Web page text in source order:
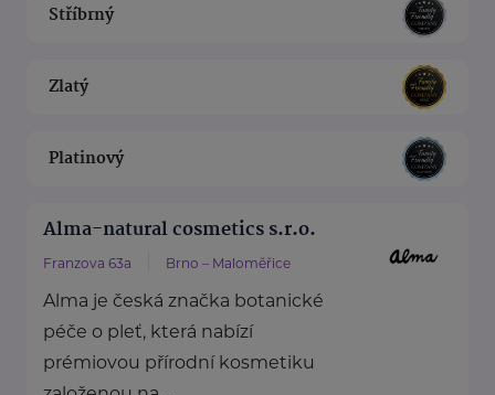
Stříbrný
Zlatý
Platinový
Alma-natural cosmetics s.r.o.
Franzova 63a Brno – Maloměřice
Alma je česká značka botanické
péče o pleť, která nabízí
prémiovou přírodní kosmetiku